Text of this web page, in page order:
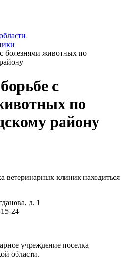
болезнями животных по
с
по
району
ветеринарных клиник находиться
д. 1
24
учреждение поселка
области.